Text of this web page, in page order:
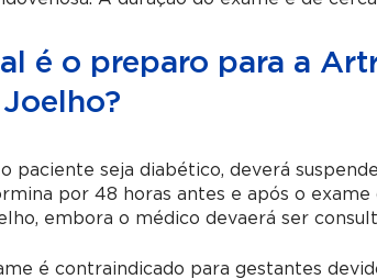
é o preparo para a
o paciente seja diabético, deverá
por 48 horas antes e após o exame
, embora o médico devaerá ser
é contraindicado para gestantes